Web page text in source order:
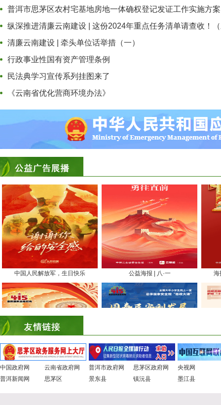
普洱市思茅区农村宅基地房地一体确权登记发证工作实施方案
纵深推进清廉云南建设 | 这份2024年重点任务清单请查收！
清廉云南建设 | 牵头单位话举措（一）
行政事业性国有资产管理条例
民法典学习宣传系列挂图来了
《云南省优化营商环境办法》
中国政府网 云南省政府网 普洱市政府网 思茅区政府网
央视网
普洱新闻网
思茅区 景东县 镇沅县 墨江县